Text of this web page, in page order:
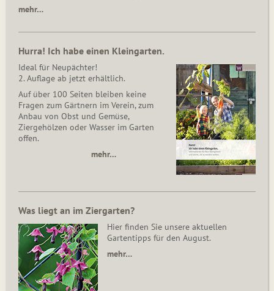
mehr…
Hurra! Ich habe einen Kleingarten.
Ideal für Neupächter!
2. Auflage ab jetzt erhältlich.
Auf über 100 Seiten bleiben keine
Fragen zum Gärtnern im Verein, zum
Anbau von Obst und Gemüse,
Ziergehölzen oder Wasser im Garten
offen.
mehr…
Was liegt an im Ziergarten?
Hier finden Sie unsere aktuellen
Gartentipps für den August.
mehr…